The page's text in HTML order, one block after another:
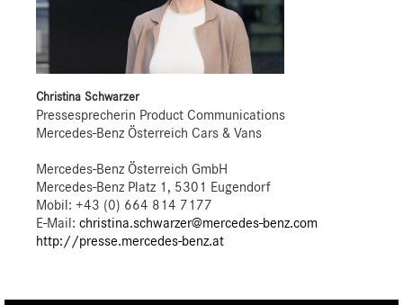
Christina Schwarzer
Pressesprecherin Product Communications
Mercedes-Benz Österreich Cars & Vans
Mercedes-Benz Österreich GmbH
Mercedes-Benz Platz 1, 5301 Eugendorf
Mobil: +43 (0) 664 814 7177
E-Mail: christina.schwarzer@mercedes-benz.com
http://presse.mercedes-benz.at